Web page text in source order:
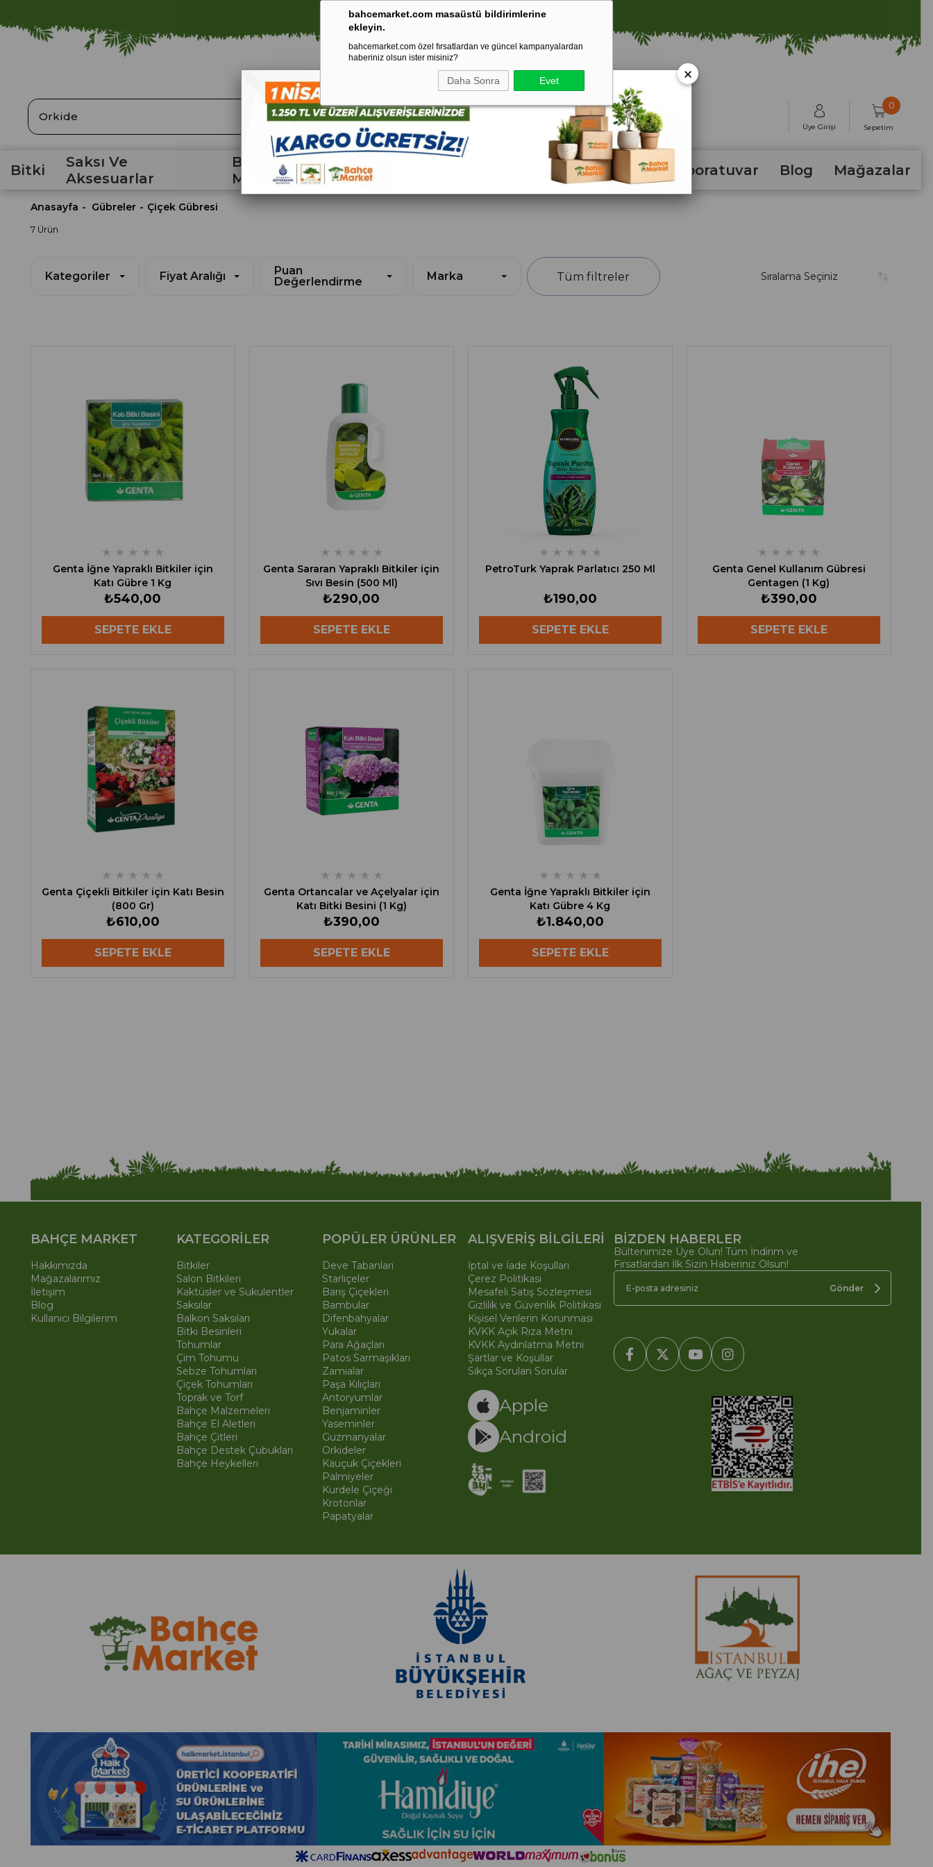
bahcemarket.com masaüstü bildirimlerine
ekleyin.
bahcemarket.com özel fırsatlardan ve güncel kampanyalardan
haberiniz olsun ister misiniz?
Daha Sonra Evet
🚀 1250 TL ÜZERİ ALIŞVERİŞLERDE KARGO ÜCRETSİZ!
ARA
Üye Girişi Sepetim
0
Bitki
Saksı Ve
Aksesuarlar
Bahçe
Malzemeleri
Tohum Laboratuvar Blog Mağazalar
Anasayfa Gübreler Çiçek Gübresi
7 Ürün
Kategoriler Fiyat Aralığı
Puan
Değerlendirme
Marka
★ ★ ★ ★ ★
Genta İğne Yapraklı Bitkiler için
Katı Gübre 1 Kg
₺540,00
SEPETE EKLE
★ ★ ★ ★ ★
Genta Sararan Yapraklı Bitkiler için
Sıvı Besin (500 Ml)
₺290,00
SEPETE EKLE
★ ★ ★ ★ ★
PetroTurk Yaprak Parlatıcı 250 Ml
₺190,00
SEPETE EKLE
★ ★ ★ ★ ★
Genta Genel Kullanım Gübresi
Gentagen (1 Kg)
₺390,00
SEPETE EKLE
★ ★ ★ ★ ★
Genta Çiçekli Bitkiler için Katı Besin
(800 Gr)
₺610,00
SEPETE EKLE
★ ★ ★ ★ ★
Genta Ortancalar ve Açelyalar için
Katı Bitki Besini (1 Kg)
₺390,00
SEPETE EKLE
★ ★ ★ ★ ★
Genta İğne Yapraklı Bitkiler için
Katı Gübre 4 Kg
₺1.840,00
SEPETE EKLE
BAHÇE MARKET
Hakkımızda
Mağazalarımız
İletişim
Blog
Kullanıcı Bilgilerim
KATEGORİLER
Bitkiler
Salon Bitkileri
Kaktüsler ve Sukulentler
Saksılar
Balkon Saksıları
Bitki Besinleri
Tohumlar
Çim Tohumu
Sebze Tohumları
Çiçek Tohumları
Toprak ve Torf
Bahçe Malzemeleri
Bahçe El Aletleri
Bahçe Çitleri
Bahçe Destek Çubukları
Bahçe Heykelleri
POPÜLER ÜRÜNLER
Deve Tabanları
Starliçeler
Barış Çiçekleri
Bambular
Difenbahyalar
Yukalar
Para Ağaçları
Patos Sarmaşıkları
Zamialar
Paşa Kılıçları
Antoryumlar
Benjaminler
Yaseminler
Guzmanyalar
Orkideler
Kauçuk Çiçekleri
Palmiyeler
Kurdele Çiçeği
Krotonlar
Papatyalar
ALIŞVERİŞ BİLGİLERİ
İptal ve İade Koşulları
Çerez Politikası
Mesafeli Satış Sözleşmesi
Gizlilik ve Güvenlik Politikası
Kişisel Verilerin Korunması
KVKK Açık Rıza Metni
KVKK Aydınlatma Metni
Şartlar ve Koşullar
Sıkça Sorulan Sorular
Apple
Android
BİZDEN HABERLER
Bültenimize Üye Olun! Tüm İndirim ve
Fırsatlardan İlk Sizin Haberiniz Olsun!
Gönder
×